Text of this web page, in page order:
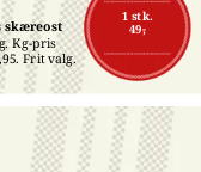
1 stk.
49,-
skæreost
Kg-pris
Frit valg.